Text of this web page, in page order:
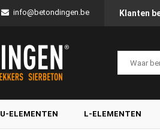
info@betondingen.be Klanten
U-ELEMENTEN L-ELEMENTEN